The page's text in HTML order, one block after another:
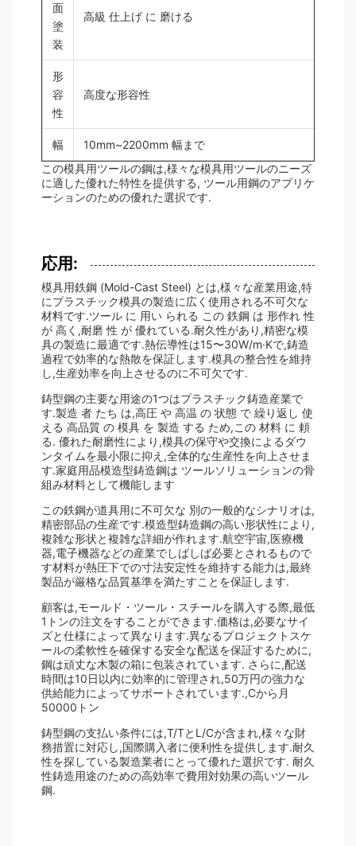
面
塗
装
高級 仕上げ に 磨ける
形
容
性
高度な形容性
幅
10mm~2200mm 幅まで
この模具用ツールの鋼は,様々な模具用ツールのニーズ
に適した優れた特性を提供する, ツール用鋼のアプリケ
ーションのための優れた選択です.
応用:
模具用鉄鋼 (Mold-Cast Steel) とは,様々な産業用途,特
にプラスチック模具の製造に広く使用される不可欠な
材料です.ツール に 用い られる この 鉄鋼 は 形作れ 性
が 高く,耐磨 性 が 優れている.耐久性があり,精密な模
具の製造に最適です.熱伝導性は15〜30W/m·Kで,鋳造
過程で効率的な熱散を保証します.模具の整合性を維持
し,生産効率を向上させるのに不可欠です.
鋳型鋼の主要な用途の1つはプラスチック鋳造産業で
す.製造 者 たち は,高圧 や 高温 の 状態 で 繰り返し 使
える 高品質 の 模具 を 製造 する ため,この 材料 に 頼
る. 優れた耐磨性により,模具の保守や交換によるダウ
ンタイムを最小限に抑え,全体的な生産性を向上させま
す.家庭用品模造型鋳造鋼は ツールソリューションの骨
組み材料として機能します
この鉄鋼が道具用に不可欠な 別の一般的なシナリオは,
精密部品の生産です.模造型鋳造鋼の高い形状性により,
複雑な形状と複雑な詳細が作れます.航空宇宙,医療機
器,電子機器などの産業でしばしば必要とされるもので
す材料が熱圧下での寸法安定性を維持する能力は,最終
製品が厳格な品質基準を満たすことを保証します.
顧客は,モールド・ツール・スチールを購入する際,最低
1トンの注文をすることができます.価格は,必要なサイ
ズと仕様によって異なります.異なるプロジェクトスケ
ールの柔軟性を確保する安全な配送を保証するために,
鋼は頑丈な木製の箱に包装されています. さらに,配送
時間は10日以内に効率的に管理され,50万円の強力な
供給能力によってサポートされています.,Cから月
50000トン
鋳型鋼の支払い条件には,T/TとL/Cが含まれ,様々な財
務措置に対応し,国際購入者に便利性を提供します.耐久
性を探している製造業者にとって優れた選択です. 耐久
性鋳造用途のための高効率で費用対効果の高いツール
鋼.